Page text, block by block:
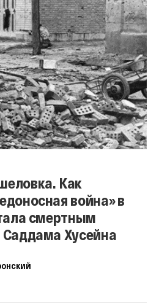
Как
война» в
смертным
Хусейна